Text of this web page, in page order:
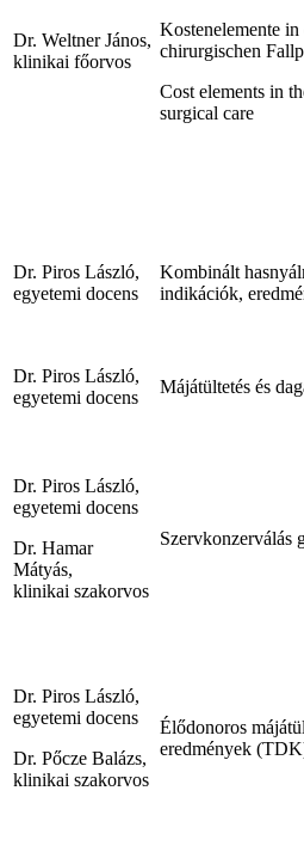
Dr. Weltner János,
klinikai főorvos
Kostenelemente
chirurgischen
Cost elements in
surgical care
Dr. Piros László,
egyetemi docens
Kombinált
indikációk,
Dr. Piros László,
egyetemi docens
Májátültetés és
Dr. Piros László,
egyetemi docens
Dr. Hamar
Mátyás,
klinikai szakorvos
Dr. Piros László,
egyetemi docens
Dr. Pőcze Balázs,
klinikai szakorvos
Élődonoros
eredmények